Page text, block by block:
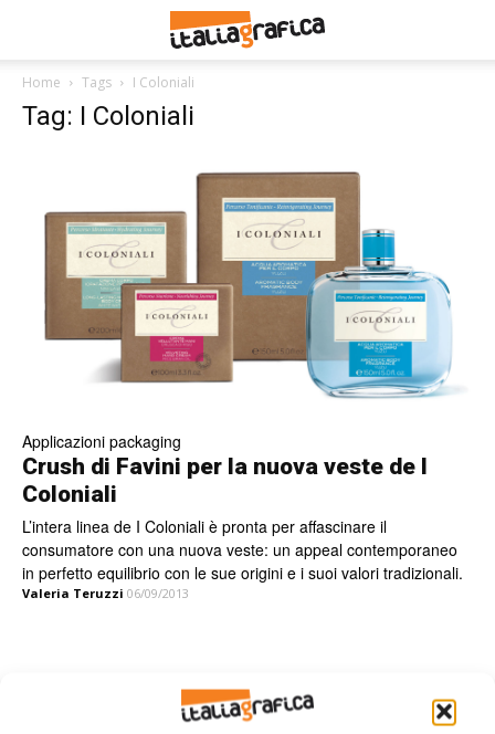
Home Tags I Coloniali
Tag: I Coloniali
Applicazioni packaging
Crush di Favini per la nuova veste de I
Coloniali
L’intera linea de I Coloniali è pronta per affascinare il
consumatore con una nuova veste: un appeal contemporaneo
in perfetto equilibrio con le sue origini e i suoi valori tradizionali.
Valeria Teruzzi 06/09/2013